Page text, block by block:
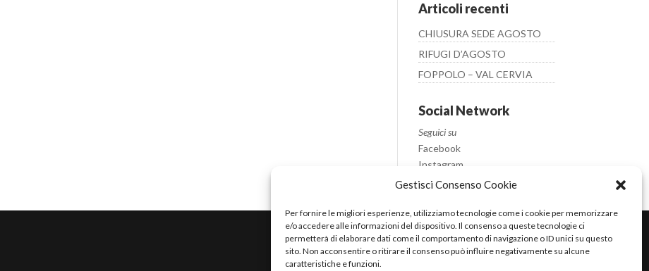
Gestisci Consenso Cookie
Per fornire le migliori esperienze, utilizziamo tecnologie come i cookie per memorizzare
e/o accedere alle informazioni del dispositivo. Il consenso a queste tecnologie ci
permetterà di elaborare dati come il comportamento di navigazione o ID unici su questo
sito. Non acconsentire o ritirare il consenso può influire negativamente su alcune
caratteristiche e funzioni.
Articoli recenti
CHIUSURA SEDE AGOSTO
RIFUGI D’AGOSTO
FOPPOLO – VAL CERVIA
Social Network
Seguici su
Facebook
Instagram
Youtube